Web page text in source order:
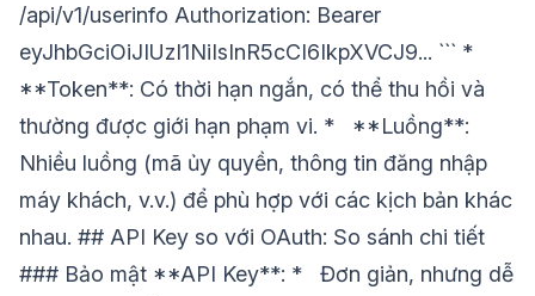
/api/v1/userinfo Authorization: Bearer
eyJhbGciOiJIUzI1NiIsInR5cCI6IkpXVCJ9... ``` *
**Token**: Có thời hạn ngắn, có thể thu hồi và
thường được giới hạn phạm vi. * **Luồng**:
Nhiều luồng (mã ủy quyền, thông tin đăng nhập
máy khách, v.v.) để phù hợp với các kịch bản khác
nhau. ## API Key so với OAuth: So sánh chi tiết
### Bảo mật **API Key**: * Đơn giản, nhưng dễ